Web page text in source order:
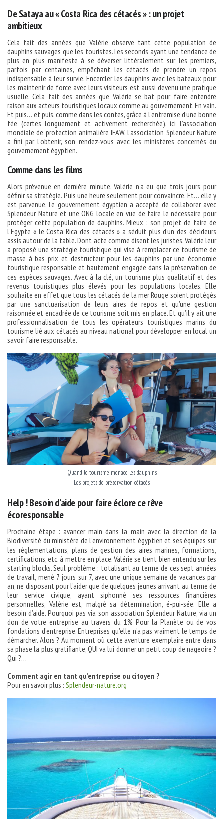
De Sataya au « Costa Rica des cétacés » : un projet
ambitieux
Cela fait des années que Valérie observe tant cette population de
dauphins sauvages que les touristes. Les seconds ayant une tendance de
plus en plus manifeste à se déverser littéralement sur les premiers,
parfois par centaines, empêchant les cétacés de prendre un repos
indispensable à leur survie. Encercler les dauphins avec les bateaux pour
les maintenir de force avec leurs visiteurs est aussi devenu une pratique
usuelle. Cela fait des années que Valérie se bat pour faire entendre
raison aux acteurs touristiques locaux comme au gouvernement. En vain.
Et puis… et puis, comme dans les contes, grâce à l’entremise d’une bonne
fée (certes longuement et activement recherchée), ici l’association
mondiale de protection animalière IFAW, l’association Splendeur Nature
a fini par l’obtenir, son rendez-vous avec les ministères concernés du
gouvernement égyptien.
Comme dans les films
Alors prévenue en dernière minute, Valérie n’a eu que trois jours pour
définir sa stratégie. Puis une heure seulement pour convaincre. Et… elle y
est parvenue. Le gouvernement égyptien a accepté de collaborer avec
Splendeur Nature et une ONG locale en vue de faire le nécessaire pour
protéger cette population de dauphins. Mieux : son projet de faire de
l’Egypte « le Costa Rica des cétacés » a séduit plus d’un des décideurs
assis autour de la table. Dont acte comme disent les juristes. Valérie leur
a proposé une stratégie touristique qui vise à remplacer ce tourisme de
masse à bas prix et destructeur pour les dauphins par une économie
touristique responsable et hautement engagée dans la préservation de
ces espèces sauvages. Avec à la clé, un tourisme plus qualitatif et des
revenus touristiques plus élevés pour les populations locales. Elle
souhaite en effet que tous les cétacés de la mer Rouge soient protégés
par une sanctuarisation de leurs aires de repos et qu’une gestion
raisonnée et encadrée de ce tourisme soit mis en place. Et qu’il y ait une
professionnalisation de tous les opérateurs touristiques marins du
tourisme lié aux cétacés au niveau national pour développer en local un
savoir faire responsable.
Quand le tourisme menace les dauphins
Les projets de préservation cétacés
Help ! Besoin d’aide pour faire éclore ce rêve
écoresponsable
Prochaine étape : avancer main dans la main avec la direction de la
Biodiversité du ministère de l’environnement égyptien et ses équipes sur
les réglementations, plans de gestion des aires marines, formations,
certifications, etc. à mettre en place. Valérie se tient bien entendu sur les
starting blocks. Seul problème : totalisant au terme de ces sept années
de travail, mené 7 jours sur 7, avec une unique semaine de vacances par
an, ne disposant pour l’aider que de quelques jeunes arrivant au terme de
leur service civique, ayant siphonné ses ressources financières
personnelles, Valérie est, malgré sa détermination, é-pui-sée. Elle a
besoin d’aide. Pourquoi pas via son association Splendeur Nature, via un
don de votre entreprise au travers du 1% Pour la Planète ou de vos
fondations d’entreprise. Entreprises qu’elle n’a pas vraiment le temps de
démarcher. Alors ? Au moment où cette aventure exemplaire entre dans
sa phase la plus gratifiante, QUI va lui donner un petit coup de nageoire ?
Qui ?…
Comment agir en tant qu’entreprise ou citoyen ?
Pour en savoir plus : Splendeur-nature.org